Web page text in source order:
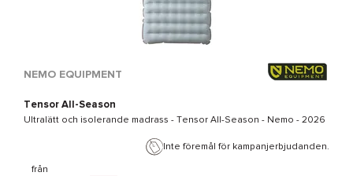
NEMO EQUIPMENT
Tensor All-Season
Ultralätt och isolerande madrass - Tensor All-Season - Nemo - 2026
Inte föremål för kampanjerbjudanden.
från